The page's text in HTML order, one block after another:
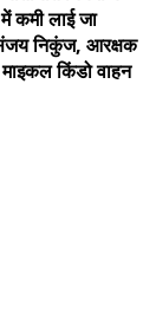
कमी लाई जा
संजय निकुंज, आरक्षक
किंडो वाहन